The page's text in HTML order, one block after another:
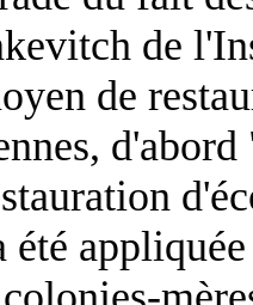
de
de
été